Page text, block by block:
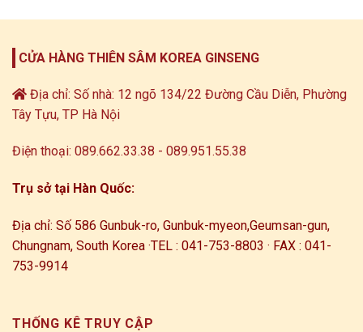
CỬA HÀNG THIÊN SÂM KOREA GINSENG
Địa chỉ: Số nhà: 12 ngõ 134/22 Đường Cầu Diễn, Phường
Tây Tựu, TP Hà Nội
Điện thoại: 089.662.33.38 - 089.951.55.38
Trụ sở tại Hàn Quốc:
Địa chỉ: Số 586 Gunbuk-ro, Gunbuk-myeon,Geumsan-gun,
Chungnam, South Korea ·TEL : 041-753-8803 · FAX : 041-
753-9914
THỐNG KÊ TRUY CẬP